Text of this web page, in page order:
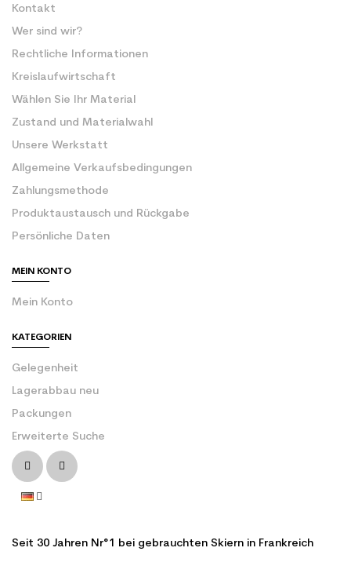
Kontakt
Wer sind wir?
Rechtliche Informationen
Kreislaufwirtschaft
Wählen Sie Ihr Material
Zustand und Materialwahl
Unsere Werkstatt
Allgemeine Verkaufsbedingungen
Zahlungsmethode
Produktaustausch und Rückgabe
Persönliche Daten
MEIN KONTO
Mein Konto
KATEGORIEN
Gelegenheit
Lagerabbau neu
Packungen
Erweiterte Suche
Seit 30 Jahren Nr°1 bei gebrauchten Skiern in Frankreich